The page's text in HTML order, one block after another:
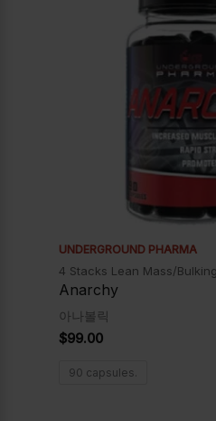
UNDERGROUND PHARMA
4 Stacks Lean Mass/
Anarchy
아나볼릭
$99.00
90 capsules.